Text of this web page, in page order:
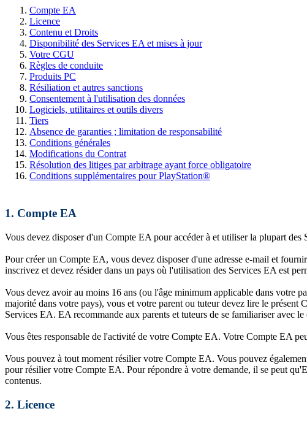
Compte EA
Licence
Contenu et Droits
Disponibilité des Services EA et mises à jour
Votre CGU
Règles de conduite
Produits PC
Résiliation et autres sanctions
Consentement à l'utilisation des données
Logiciels, utilitaires et outils divers
Tiers
Absence de garanties ; limitation de responsabilité
Conditions générales
Modifications du Contrat
Résolution des litiges par arbitrage ayant force obligatoire
Conditions supplémentaires pour PlayStation®
1. Compte EA
Vous devez disposer d'un Compte EA pour accéder à et utiliser la plupart
Pour créer un Compte EA, vous devez disposer d'une adresse e-mail et
inscrivez et devez résider dans un pays où l'utilisation des Services EA est
Vous devez avoir au moins 16 ans (ou l'âge minimum applicable dans votre
majorité dans votre pays), vous et votre parent ou tuteur devez lire le présent
Services EA. EA recommande aux parents et tuteurs de se familiariser avec
Vous êtes responsable de l'activité de votre Compte EA. Votre Compte EA
Vous pouvez à tout moment résilier votre Compte EA. Vous pouvez
pour résilier votre Compte EA. Pour répondre à votre demande, il se peut
contenus.
2. Licence